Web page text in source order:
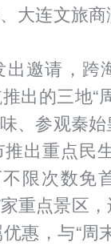
大连文旅
邀请，跨
出的三地“
、参观秦
出重点民
限次数免
重点景区
惠，与“周